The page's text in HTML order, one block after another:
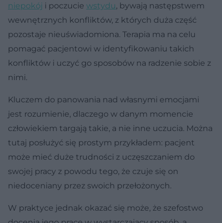
niepokój i poczucie wstydu, bywają następstwem
wewnętrznych konfliktów, z których duża część
pozostaje nieuświadomiona. Terapia ma na celu
pomagać pacjentowi w identyfikowaniu takich
konfliktów i uczyć go sposobów na radzenie sobie z
nimi.
Kluczem do panowania nad własnymi emocjami
jest rozumienie, dlaczego w danym momencie
człowiekiem targają takie, a nie inne uczucia. Można
tutaj posłużyć się prostym przykładem: pacjent
może mieć duże trudności z uczęszczaniem do
swojej pracy z powodu tego, że czuje się on
niedoceniany przez swoich przełożonych.
W praktyce jednak okazać się może, że szefostwo